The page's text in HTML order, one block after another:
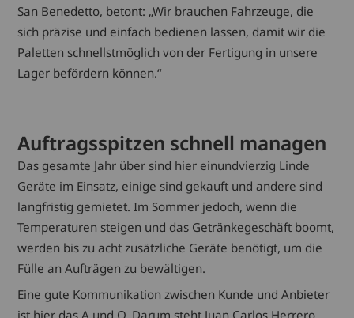
San Benedetto, betont: „Wir brauchen Fahrzeuge, die
sich präzise und einfach bedienen lassen, damit wir die
Paletten schnellstmöglich von der Fertigung in unsere
Lager befördern können.“
Auftragsspitzen schnell managen
Das gesamte Jahr über sind hier einundvierzig Linde
Geräte im Einsatz, einige sind gekauft und andere sind
langfristig gemietet. Im Sommer jedoch, wenn die
Temperaturen steigen und das Getränkegeschäft boomt,
werden bis zu acht zusätzliche Geräte benötigt, um die
Fülle an Aufträgen zu bewältigen.
Eine gute Kommunikation zwischen Kunde und Anbieter